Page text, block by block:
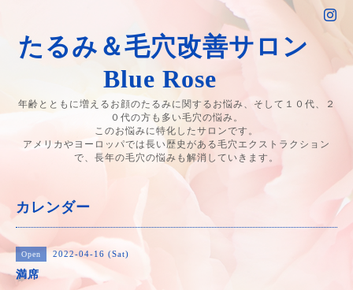
たるみ＆毛穴改善サロン
Blue Rose
年齢とともに増えるお顔のたるみに関するお悩み、そして１０代、２
０代の方も多い毛穴の悩み。
このお悩みに特化したサロンです。
アメリカやヨーロッパでは長い歴史がある毛穴エクストラクション
で、長年の毛穴の悩みも解消していきます。
カレンダー
Open 2022-04-16 (Sat)
満席